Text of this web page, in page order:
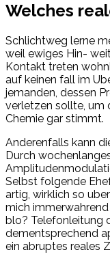
Welches
Schlichtweg lerne
weil ewiges Hin-
Kontakt treten
auf keinen fall im
jemanden, dessen
verletzen sollte, um
Chemie gar stimmt.
Anderenfalls kann
Durch
Selbst folgende
artig, wirklich so
mich immerwahrend
blo? Telefonleitung
dementsprechend
ein abruptes reales